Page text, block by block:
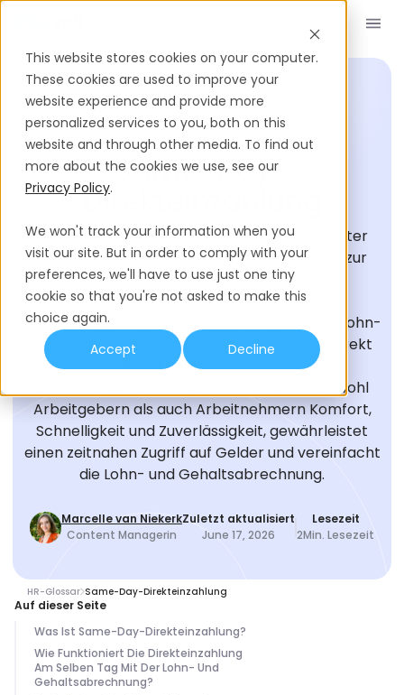
This website stores cookies on your computer.
These cookies are used to improve your
website experience and provide more
personalized services to you, both on this
website and through other media. To find out
more about the cookies we use, see our
Privacy Policy.
We won't track your information when you
visit our site. But in order to comply with your
preferences, we'll have to use just one tiny
cookie so that you're not asked to make this
choice again.
Accept
Decline
EINSTELLUNGS-GLOSSAR
Same-Day-
Direkteinzahlung
Die Lohn- und Gehaltsabrechnung mit direkter
Einzahlung am selben Tag ist eine Methode zur
Lohn- und Gehaltsabrechnung, die es
Unternehmen ermöglicht, die Löhne ihrer
Mitarbeiter noch am selben Tag, an dem die Lohn-
und Gehaltsabrechnung verarbeitet wird, direkt
auf ihre Bankkonten einzuzahlen. Diese
beschleunigte Zahlungsmethode bietet sowohl
Arbeitgebern als auch Arbeitnehmern Komfort,
Schnelligkeit und Zuverlässigkeit, gewährleistet
einen zeitnahen Zugriff auf Gelder und vereinfacht
die Lohn- und Gehaltsabrechnung.
Marcelle van Niekerk
Content Managerin
Zuletzt aktualisiert
June 17, 2026
Lesezeit
2Min. Lesezeit
HR-Glossar Same-Day-Direkteinzahlung
Auf dieser Seite
Was Ist Same-Day-Direkteinzahlung?
Wie Funktioniert Die Direkteinzahlung
Am Selben Tag Mit Der Lohn- Und
Gehaltsabrechnung?